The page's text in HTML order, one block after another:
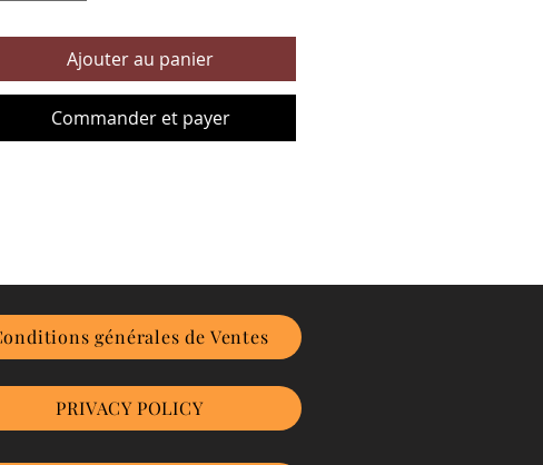
Ajouter au panier
Commander et payer
générales de Ventes
PRIVACY POLICY